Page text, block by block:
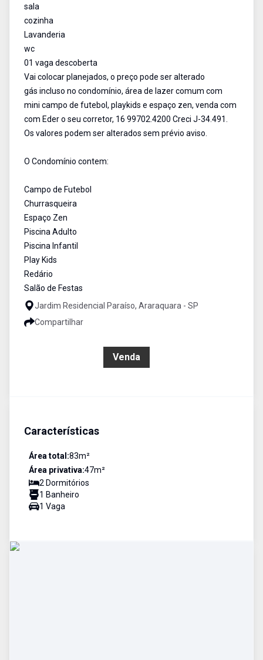
sala
cozinha
Lavanderia
wc
01 vaga descoberta
Vai colocar planejados, o preço pode ser alterado
gás incluso no condomínio, área de lazer comum com
mini campo de futebol, playkids e espaço zen, venda com
com Eder o seu corretor, 16 99702.4200 Creci J-34.491.
Os valores podem ser alterados sem prévio aviso.
O Condomínio contem:
Campo de Futebol
Churrasqueira
Espaço Zen
Piscina Adulto
Piscina Infantil
Play Kids
Redário
Salão de Festas
Jardim Residencial Paraíso, Araraquara - SP
Compartilhar
Venda
Características
Área total:83m²
Área privativa:47m²
2 Dormitórios
1 Banheiro
1 Vaga